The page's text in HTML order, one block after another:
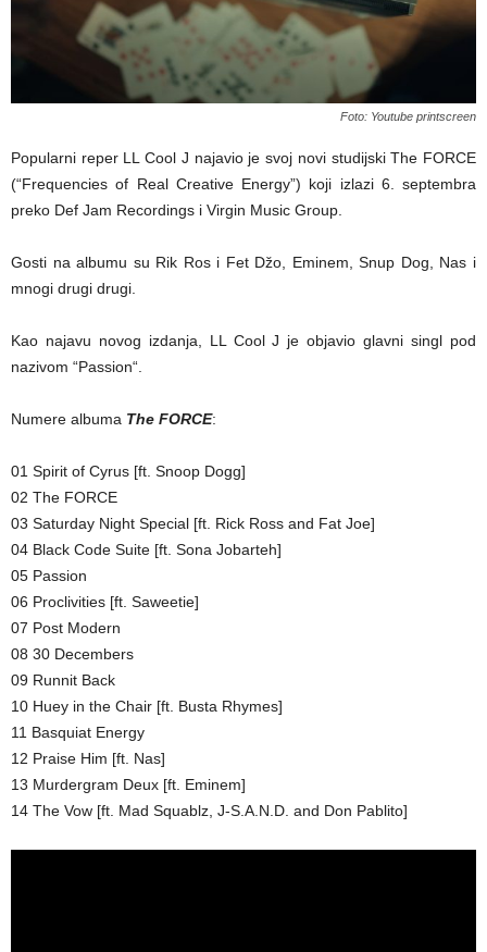
Foto: Youtube printscreen
Popularni reper LL Cool J najavio je svoj novi studijski The FORCE
(“Frequencies of Real Creative Energy”) koji izlazi 6. septembra
preko Def Jam Recordings i Virgin Music Group.
Gosti na albumu su Rik Ros i Fet Džo, Eminem, Snup Dog, Nas i
mnogi drugi drugi.
Kao najavu novog izdanja, LL Cool J je objavio glavni singl pod
nazivom “Passion“.
Numere albuma The FORCE:
01 Spirit of Cyrus [ft. Snoop Dogg]
02 The FORCE
03 Saturday Night Special [ft. Rick Ross and Fat Joe]
04 Black Code Suite [ft. Sona Jobarteh]
05 Passion
06 Proclivities [ft. Saweetie]
07 Post Modern
08 30 Decembers
09 Runnit Back
10 Huey in the Chair [ft. Busta Rhymes]
11 Basquiat Energy
12 Praise Him [ft. Nas]
13 Murdergram Deux [ft. Eminem]
14 The Vow [ft. Mad Squablz, J-S.A.N.D. and Don Pablito]